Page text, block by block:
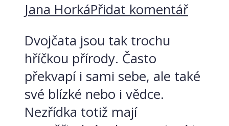
Jana HorkáPřidat komentář
Dvojčata jsou tak trochu
hříčkou přírody. Často
překvapí i sami sebe, ale také
své blízké nebo i vědce.
Nezřídka totiž mají